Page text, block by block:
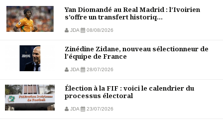
Yan Diomandé au Real Madrid : l’Ivoirien
s’offre un transfert historiq...
JDA 08/08/2026
Zinédine Zidane, nouveau sélectionneur de
l'équipe de France
JDA 28/07/2026
Élection à la FIF : voici le calendrier du
processus électoral
JDA 23/07/2026